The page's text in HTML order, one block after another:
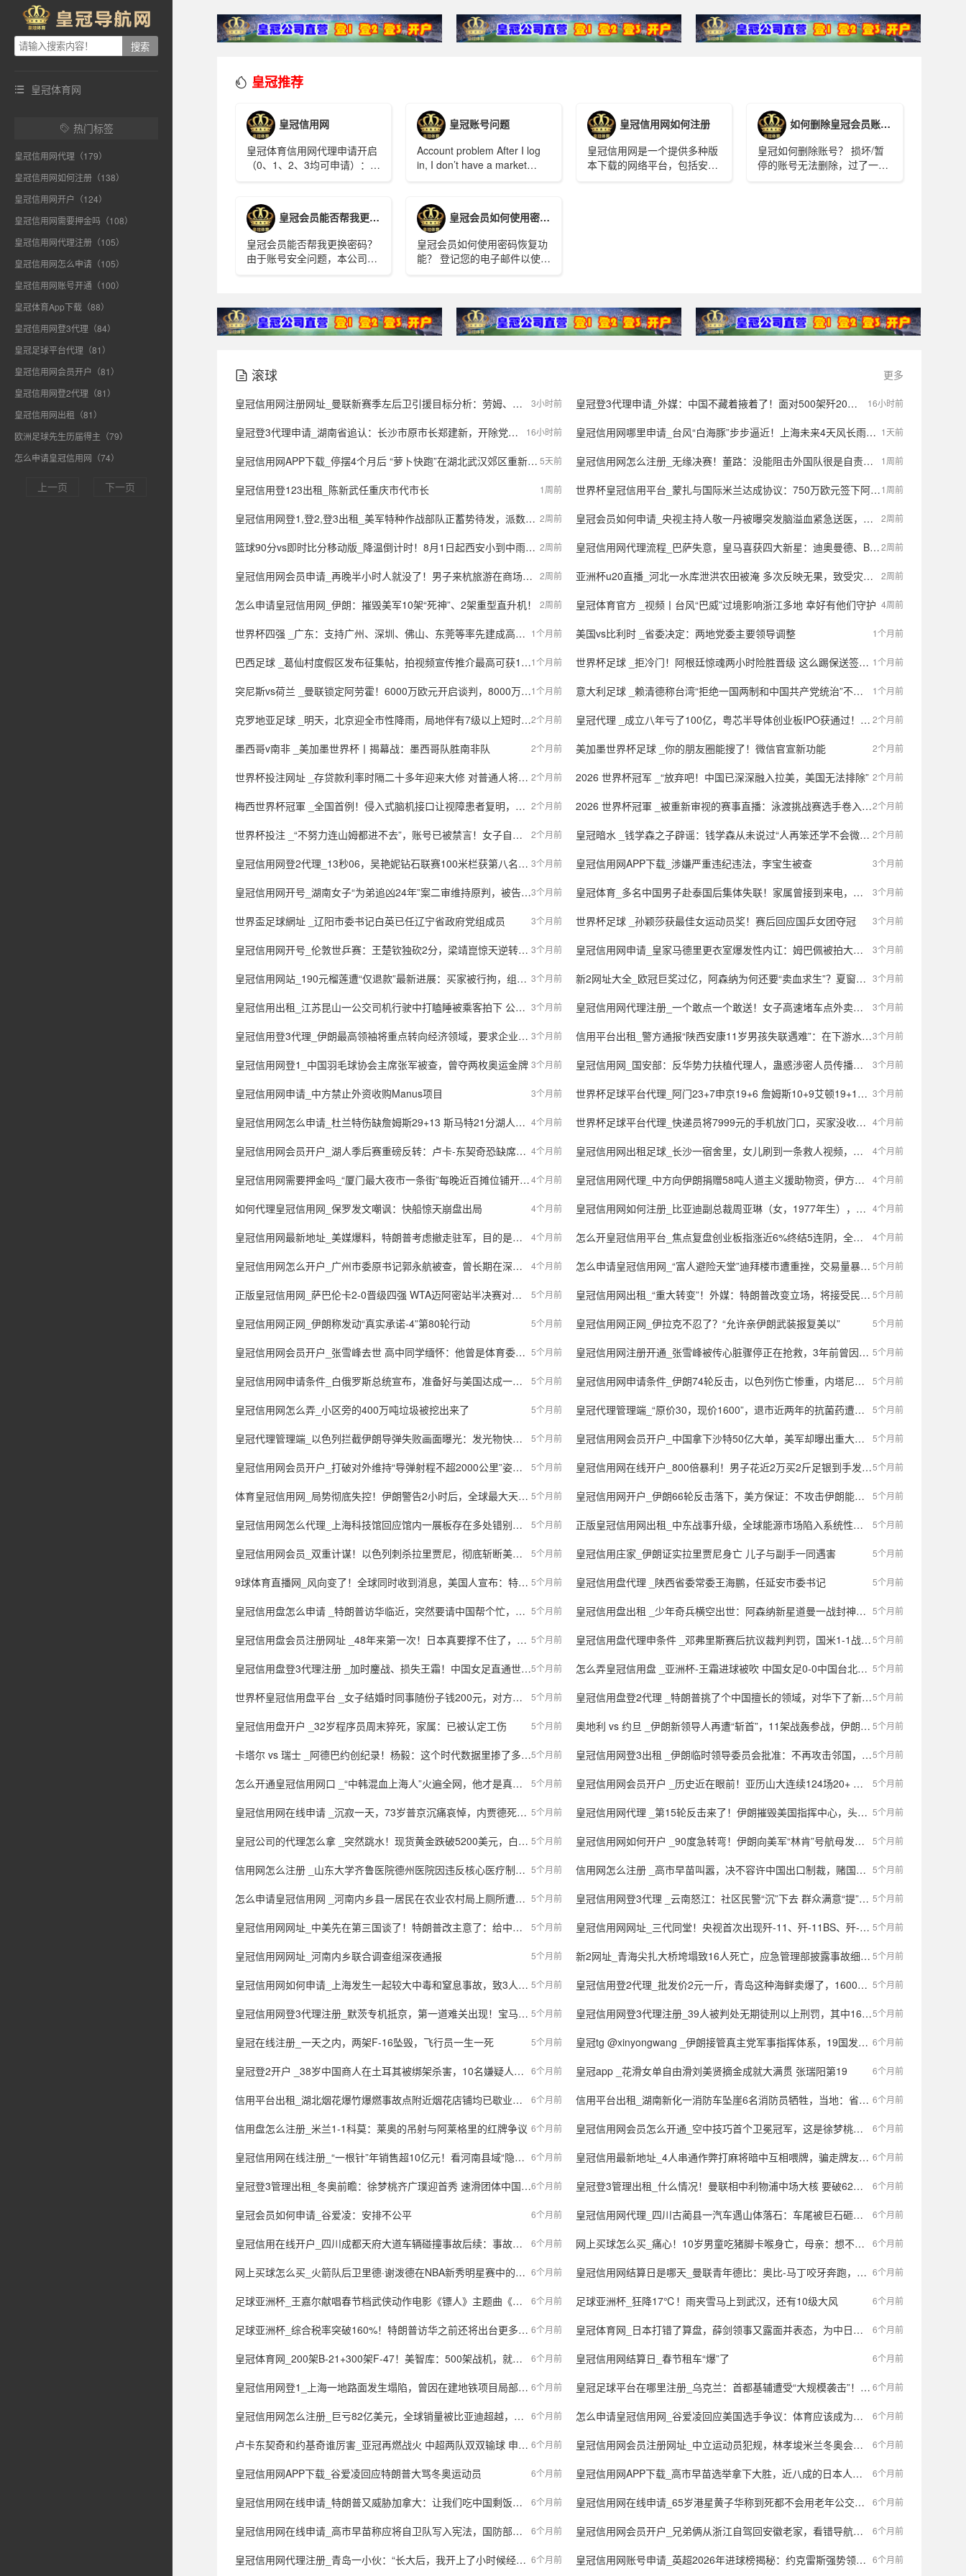
 皇冠体育网
 热门标签
皇冠信用网代理（179）
皇冠信用网如何注册（138）
皇冠信用网开户（124）
皇冠信用网需要押金吗（108）
皇冠信用网代理注册（105）
皇冠信用网怎么申请（105）
皇冠信用网账号开通（100）
皇冠体育App下载（88）
皇冠信用网登3代理（84）
皇冠足球平台代理（81）
皇冠信用网会员开户（81）
皇冠信用网登2代理（81）
皇冠信用网出租（81）
欧洲足球先生历届得主（79）
怎么申请皇冠信用网（74）
上一页 下一页
 皇冠推荐
皇冠信用网
皇冠体育信用网代理申请开启
（0、1、2、3均可申请）：
周有效下注金额1000万及以
上，150,000 USDT（约合人
民币100万元），可用金额：
500万，金额为可赔：500
万，可选A/B/C方案： A、高
系统返利外，暗水为1.85%。
皇冠账号问题
Account problem After I log
in, I don’t have a market
account history? Because
the account status has been
suspended, you can only
view the transaction status
and account history.
皇冠信用网如何注册
‌皇冠信用网是一个提供多种版
本下载的网络平台，包括安卓
如何删除皇冠会员账号？
皇冠如何删除账号？ 损坏/暂
停的账号无法删除，过了一段
皇冠会员能否帮我更换密码？
皇冠会员能否帮我更换密码？
由于账号安全问题，本公司并
皇冠会员如何使用密码恢复功能？
皇冠会员如何使用密码恢复功
能？ 登记您的电子邮件以使用
Crown members use the
password recovery function?
than Gmail
 滚球 更多
3小时前
皇冠信用网注册网址_曼联新赛季左后卫引援目标分析：劳姆、霍尔与胡安·米兰达的竞争之战 16小时前
皇冠登3代理申请_外媒：中国不藏着掖着了！面对500架歼20，望美飞行员各个是王牌
16小时前
皇冠登3代理申请_湖南省追认：长沙市原市长郑建新，开除党籍；曾因重大事故失职失责被免去市长职务；曾任湖南省财政厅厅长等 1天前
皇冠信用网哪里申请_台风“白海豚”步步逼近！上海未来4天风长雨强，或有龙卷风出现
5天前
皇冠信用网APP下载_停摆4个月后 “萝卜快跑”在湖北武汉郊区重新接单，多名本地用户发帖称重新叫到车 1周前
皇冠信用网怎么注册_无缘决赛！董路：没能阻击外国队很是自责，孩子们尽力了责任在我
1周前
皇冠信用登123出租_陈新武任重庆市代市长 1周前
世界杯皇冠信用平台_蒙扎与国际米兰达成协议：750万欧元签下阿金桑米罗，10%二转分成成亮点
2周前
皇冠信用网登1,登2,登3出租_美军特种作战部队正蓄势待发，派数千美军入境伊朗，强行夺取9吨铀浓缩？ 2周前
皇冠会员如何申请_央视主持人敬一丹被曝突发脑溢血紧急送医，最新公众号置顶评论回应：不信谣，不传谣
2周前
篮球90分vs即时比分移动版_降温倒计时！8月1日起西安小到中雨，陕西局地大到暴雨，气象预报→ 2周前
皇冠信用网代理流程_巴萨失意，皇马喜获四大新星：迪奥曼德、B席、库库雷利亚与邓弗里斯的转会内幕
2周前
皇冠信用网会员申请_再晚半小时人就没了！男子来杭旅游在商场肚子突然变大，饭店女员工三句话，抢回一条命 2周前
亚洲杯u20直播_河北一水库泄洪农田被淹 多次反映无果，致受灾群众陷“踢皮球”怪圈
2周前
怎么申请皇冠信用网_伊朗：摧毁美军10架“死神”、2架重型直升机！ 4周前
皇冠体育官方 _视频丨台风“巴威”过境影响浙江多地 幸好有他们守护
1个月前
世界杯四强 _广东：支持广州、深圳、佛山、东莞等率先建成高附加值智算中心 1个月前
美国vs比利时 _省委决定：两地党委主要领导调整
1个月前
巴西足球 _葛仙村度假区发布征集帖，拍视频宣传推介最高可获100万元奖金，没有名额限制；此前葛仙村因NPC“小黄鱼”的互动方式引争议 1个月前
世界杯足球 _拒冷门！阿根廷惊魂两小时险胜晋级 这么踢保送签也不稳
1个月前
突尼斯vs荷兰 _曼联锁定阿劳霍！6000万欧元开启谈判，8000万解约金引发争夺战 1个月前
意大利足球 _赖清德称台湾“拒绝一国两制和中国共产党统治”不应解读为挑衅，呼吁大陆放弃武力攻台，国防部：任何分裂祖国的势力和行径必将遭迎头痛击
2个月前
克罗地亚足球 _明天，北京迎全市性降雨，局地伴有7级以上短时大风和冰雹 2个月前
皇冠代理 _成立八年亏了100亿，粤芯半导体创业板IPO获通过！成创业板第二家未盈利过会企业
2个月前
墨西哥v南非 _美加墨世界杯丨揭幕战：墨西哥队胜南非队 2个月前
美加墨世界杯足球 _你的朋友圈能搜了！微信官宣新功能
2个月前
世界杯投注网址 _存贷款利率时隔二十多年迎来大修 对普通人将有哪些影响？ 2个月前
2026 世界杯冠军 _“放弃吧！中国已深深融入拉美，美国无法排除”
2个月前
梅西世界杯冠軍 _全国首例！侵入式脑机接口让视障患者复明，这项临床试验在湖南取得重大突破 2个月前
2026 世界杯冠軍 _被重新审视的赛事直播：泳渡挑战赛选手卷入“走光风波”之后
2个月前
世界杯投注 _“不努力连山姆都进不去”，账号已被禁言！女子自称全职宝妈，只是跟风玩梗 2个月前
皇冠暗水 _钱学森之子辟谣：钱学森从未说过“人再笨还学不会微积分吗”
3个月前
皇冠信用网登2代理_13秒06，吴艳妮钻石联赛100米栏获第八名，创个人赛季最佳，赛后向观众比心；美国名将拉塞尔12秒14，创造今年世界最好成绩 3个月前
皇冠信用网APP下载_涉嫌严重违纪违法，李宝生被查
3个月前
皇冠信用网开号_湖南女子“为弟追凶24年”案二审维持原判，被告人被判死缓 3个月前
皇冠体育_多名中国男子赴泰国后集体失联！家属曾接到来电，称“人很安全，已在当地找到工作，无需担心”，但全程声音哽咽、情绪压抑
3个月前
世界盃足球網址 _辽阳市委书记白英已任辽宁省政府党组成员 3个月前
世界杯足球 _孙颖莎获最佳女运动员奖！赛后回应国乒女团夺冠
3个月前
皇冠信用网开号_伦敦世乒赛：王楚钦独砍2分，梁靖崑惊天逆转，中国男乒将与日本队争夺冠军 3个月前
皇冠信用网申请_皇家马德里更衣室爆发性内讧：姆巴佩被拍大笑，楚阿梅尼在等处分，这场风暴或改写国家德比命运
3个月前
皇冠信用网站_190元榴莲遭“仅退款”最新进展：买家被行拘，组织开展调解工作，督促对商家损失赔偿 3个月前
新2网址大全_欧冠巨奖过亿，阿森纳为何还要“卖血求生”？夏窗引援策略大揭秘！
3个月前
皇冠信用出租_江苏昆山一公交司机行驶中打瞌睡被乘客拍下 公司回应已加强教育 3个月前
皇冠信用网代理注册_一个敢点一个敢送！女子高速堵车点外卖，老板穿着围裙开着车，穿过农田爬上护坡送达
3个月前
皇冠信用登3代理_伊朗最高领袖将重点转向经济领域，要求企业主尽可能避免裁员，鼓励民众优先消费国产商品 3个月前
信用平台出租_警方通报“陕西安康11岁男孩失联遇难”：在下游水域发现赵某某遗体，已排除刑事案件
3个月前
皇冠信用网登1_中国羽毛球协会主席张军被查，曾夺两枚奥运金牌 3个月前
皇冠信用网_国安部：反华势力扶植代理人，蛊惑涉密人员传播虚假信息
3个月前
皇冠信用网申请_中方禁止外资收购Manus项目 3个月前
世界杯足球平台代理_阿门23+7申京19+6 詹姆斯10+9艾顿19+10火箭胜湖人1-3
4个月前
皇冠信用网怎么申请_杜兰特伤缺詹姆斯29+13 斯马特21分湖人加时胜火箭夺赛点 4个月前
世界杯足球平台代理_快递员将7999元的手机放门口，买家没收到！20多天后，手机自己“报警”了
4个月前
皇冠信用网会员开户_湖人季后赛重磅反转：卢卡-东契奇恐缺席全程，奥斯汀-里夫斯复出在望！ 4个月前
皇冠信用网出租足球_长沙一宿舍里，女儿刷到一条救人视频，突然看到一张熟悉的面孔——自己的爸爸，“没有想到平时低调内敛的爸爸这么伟大”
4个月前
皇冠信用网需要押金吗_“厦门最大夜市一条街”每晚近百摊位铺开，喧闹过后摊主及时清理垃圾、清洁路面恢复宁静，厦门夜市如何“管”出活力？多方发声 4个月前
皇冠信用网代理_中方向伊朗捐赠58吨人道主义援助物资，伊方：诚挚感谢
4个月前
如何代理皇冠信用网_保罗发文嘲讽：快船惊天崩盘出局 4个月前
皇冠信用网如何注册_比亚迪副总裁周亚琳（女，1977年生），年薪1013.5万，打破“天花板”
4个月前
皇冠信用网最新地址_美媒爆料，特朗普考虑撤走驻军，目的是为了惩罚欧洲 4个月前
怎么开皇冠信用平台_焦点复盘创业板指涨近6%终结5连阴，全市场超300股涨逾9%，两市放量超8000亿
4个月前
皇冠信用网怎么开户_广州市委原书记郭永航被查，曾长期在深圳工作 5个月前
怎么申请皇冠信用网_“富人避险天堂”迪拜楼市遭重挫，交易量暴跌五成
5个月前
正版皇冠信用网_萨巴伦卡2-0晋级四强 WTA迈阿密站半决赛对阵出炉 5个月前
皇冠信用网出租_“重大转变”！外媒：特朗普改变立场，将接受民主党提议重启美国土安全部部分部门
5个月前
皇冠信用网正网_伊朗称发动“真实承诺-4”第80轮行动 5个月前
皇冠信用网正网_伊拉克不忍了？“允许亲伊朗武装报复美以”
5个月前
皇冠信用网会员开户_张雪峰去世 高中同学缅怀：他曾是体育委员 痛惜不已 5个月前
皇冠信用网注册开通_张雪峰被传心脏骤停正在抢救，3年前曾因胸闷心悸住院；其社交平台账号下午仍在更新，今日直播全部中断
5个月前
皇冠信用网申请条件_白俄罗斯总统宣布，准备好与美国达成一项“大协议”，美国无意干涉俄白关系！ 5个月前
皇冠信用网申请条件_伊朗74轮反击，以色列伤亡惨重，内塔尼亚胡垂头丧气：“这是很艰难的一晚”！
5个月前
皇冠信用网怎么弄_小区旁的400万吨垃圾被挖出来了 5个月前
皇冠代理管理端_“原价30，现价1600”，退市近两年的抗菌药遭疯抢，谁在炒作
5个月前
皇冠代理管理端_以色列拦截伊朗导弹失败画面曝光：发光物快速穿透云层，击中城区并发生剧烈爆炸，致47人受伤，附近有敏感核设施 5个月前
皇冠信用网会员开户_中国拿下沙特50亿大单，美军却曝出重大问题，2周损失11架无人机
5个月前
皇冠信用网会员开户_打破对外维持“导弹射程不超2000公里”姿态，伊朗攻击美军全球最稳固战略“安全屋” 5个月前
皇冠信用网在线开户_800倍暴利！男子花近2万买2斤足银到手发现全是银包锌，当事人：部分银条银含量甚至仅1%，希望商家“退一赔三”
5个月前
体育皇冠信用网_局势彻底失控！伊朗警告2小时后，全球最大天然气基地遭导弹猛轰！ 5个月前
皇冠信用网开户_伊朗66轮反击落下，美方保证：不攻击伊朗能源基础设施，未来或解除伊朗石油限制
5个月前
皇冠信用网怎么代理_上海科技馆回应馆内一展板存在多处错别字：新展板原本已在制作，将尽快更换 5个月前
正版皇冠信用网出租_中东战事升级，全球能源市场陷入系统性危机
5个月前
皇冠信用网会员_双重计谋！以色列刺杀拉里贾尼，彻底斩断美国退路 5个月前
皇冠信用庄家_伊朗证实拉里贾尼身亡 儿子与副手一同遇害
5个月前
9球体育直播网_风向变了！全球同时收到消息，美国人宣布：特朗普“帮了中国大忙” 5个月前
皇冠信用盘代理 _陕西省委常委王海鹏，任延安市委书记
5个月前
皇冠信用盘怎么申请 _特朗普访华临近，突然要请中国帮个忙，不答应的话或推迟访华 5个月前
皇冠信用盘出租 _少年奇兵横空出世：阿森纳新星道曼一战封神，阿尔特塔豪赌成就冠军拼图？
5个月前
皇冠信用盘会员注册网址 _48年来第一次！日本真要撑不住了，高市早苗正式宣布，释放国家石油储备！ 5个月前
皇冠信用盘代理申条件 _邓弗里斯赛后抗议裁判判罚，国米1-1战平亚特兰大引发争议
5个月前
皇冠信用盘登3代理注册 _加时鏖战、损失王霜！中国女足直通世界杯，将冲击亚洲杯决赛 5个月前
怎么弄皇冠信用盘 _亚洲杯-王霜进球被吹 中国女足0-0中国台北进加时赛
5个月前
世界杯皇冠信用盘平台 _女子结婚时同事随份子钱200元，对方离职4年半后，发信息要求返还礼金，当事人：对方措辞实在“奇葩” 5个月前
皇冠信用盘登2代理 _特朗普挑了个中国擅长的领域，对华下了新的“战书”？美方启动贸易调查，背景颇微妙
5个月前
皇冠信用盘开户 _32岁程序员周末猝死，家属：已被认定工伤 5个月前
奥地利 vs 约旦 _伊朗新领导人再遭“斩首”，11架战轰参战，伊朗以牙还牙，要对美方进行最后清算？
5个月前
卡塔尔 vs 瑞士 _阿德巴约创纪录！杨毅：这个时代数据里掺了多少水？ 5个月前
皇冠信用网登3出租 _伊朗临时领导委员会批准：不再攻击邻国，也不发射导弹，除非这些国家首先对伊朗发动攻击
5个月前
怎么开通皇冠信用网口 _“中韩混血上海人”火遍全网，他才是真正的“多邻国” 5个月前
皇冠信用网会员开户 _历史近在眼前！亚历山大连续124场20+ 距登顶只差3场
5个月前
皇冠信用网在线申请 _沉寂一天，73岁普京沉痛哀悼，内贾德死里逃生？伊军发起第九波复仇 5个月前
皇冠信用网代理 _第15轮反击来了！伊朗摧毁美国指挥中心，头号强援也就位，特朗普无奈改口了
5个月前
皇冠公司的代理怎么拿 _突然跳水！现货黄金跌破5200美元，白银一度跌超12%，发生了什么？ 5个月前
皇冠信用网如何开户 _90度急转弯！伊朗向美军“林肯”号航母发射4枚导弹，战果如何？
5个月前
信用网怎么注册 _山东大学齐鲁医院德州医院因违反核心医疗制度、病历书写规范被罚 5个月前
信用网怎么注册 _高市早苗叫嚣，决不容许中国出口制裁，赌国运还是被逼下台二选一
5个月前
怎么申请皇冠信用网 _河南内乡县一居民在农业农村局上厕所遭工作人员“辱骂”，官方通报 5个月前
皇冠信用网登3代理 _云南怒江：社区民警“沉”下去 群众满意“提”上来
5个月前
皇冠信用网网址_中美先在第三国谈了！特朗普改主意了：给中国“特殊待遇” 5个月前
皇冠信用网网址_三代同堂！央视首次出现歼-11、歼-11BS、歼-11BG同框画面
5个月前
皇冠信用网网址_河南内乡联合调查组深夜通报 5个月前
新2网址_青海尖扎大桥垮塌致16人死亡，应急管理部披露事故细节：物资采购存在严重漏洞，几颗不合格的螺丝导致事故发生
5个月前
皇冠信用网如何申请_上海发生一起较大中毒和窒息事故，致3人死亡，官方通报：未办理审批手续，违规安排人员进入有限空间，发生缺氧窒息事故 5个月前
皇冠信用登2代理_批发价2元一斤，青岛这种海鲜卖爆了，1600万斤已上岸……
5个月前
皇冠信用网登3代理注册_默茨专机抵京，第一道难关出现！宝马CEO通知政府，中方有言在先 5个月前
皇冠信用网登3代理注册_39人被判处无期徒刑以上刑罚，其中16人被判处死刑立即执行！缅北明家、白家两大跨境武装犯罪集团被彻底摧毁
5个月前
皇冠在线注册_一天之内，两架F-16坠毁，飞行员一生一死 6个月前
皇冠tg @xinyongwang _伊朗接管真主党军事指挥体系，19国发联合声明抗议以色列
6个月前
皇冠登2开户 _38岁中国商人在土耳其被绑架杀害，10名嫌疑人落网，警方披露细节 6个月前
皇冠app _花滑女单自由滑刘美贤摘金成就大满贯 张瑞阳第19
6个月前
信用平台出租_湖北烟花爆竹爆燃事故点附近烟花店铺均已歇业，目击村民：火苗从一楼冲出一人多高，隔壁也被浓烟充斥 6个月前
信用平台出租_湖南新化一消防车坠崖6名消防员牺牲，当地：省市县三级正在处理
6个月前
信用盘怎么注册_米兰1-1科莫：莱奥的吊射与阿莱格里的红牌争议 6个月前
皇冠信用网会员怎么开通_空中技巧首个卫冕冠军，这是徐梦桃对过往四年最华丽的回应
6个月前
皇冠信用网在线注册_“一根针”年销售超10亿元！看河南县域“隐形冠军”如何成为全球标杆 | 新春走基层 6个月前
皇冠信用最新地址_4人串通作弊打麻将暗中互相喂牌，骗走牌友7万元，法院判了
6个月前
皇冠登3管理出租_冬奥前瞻：徐梦桃齐广璞迎首秀 速滑团体中国男队冲奖牌 6个月前
皇冠登3管理出租_什么情况！曼联相中利物浦中场大核 要破62年的禁忌？
6个月前
皇冠会员如何申请_谷爱凌：安排不公平 6个月前
皇冠信用网代理_四川古蔺县一汽车遇山体落石：车尾被巨石砸扁，一人从车内跑出飞奔逃生
6个月前
皇冠信用在线开户_四川成都天府大道车辆碰撞事故后续：事故责任认定已完成，驾驶人邓某某负全责；此前已在事故中当场身亡，撞击瞬间车速高达160公里/小时 6个月前
网上买球怎么买_痛心！10岁男童吃猪脚卡喉身亡，母亲：想不明白为什么一口肉就要了他的命
6个月前
网上买球怎么买_火箭队后卫里德·谢泼德在NBA新秀明星赛中的惊艳表现 6个月前
皇冠信用网结算日是哪天_曼联青年德比：奥比-马丁咬牙奔跑，戴维森弗莱彻·杰克得到了他想要的答案
6个月前
足球亚洲杯_王嘉尔献唱春节档武侠动作电影《镖人》主题曲《天下过客》 吴京谢霆锋于适陈丽君诠释江湖快意 6个月前
足球亚洲杯_狂降17℃！雨夹雪马上到武汉，还有10级大风
6个月前
足球亚洲杯_综合税率突破160%！特朗普访华之前还将出台更多的反华举措 6个月前
皇冠体育网_日本打错了算盘，薛剑领事又露面并表态，为中日关系“一剑封喉”
6个月前
皇冠体育网_200架B-21+300架F-47！美智库：500架战机，就能打到中国内陆 6个月前
皇冠信用网结算日_春节租车“爆”了
6个月前
皇冠信用网登1_上海一地路面发生塌陷，曾因在建地铁项目局部渗漏紧急抢险 6个月前
皇冠足球平台在哪里注册_乌克兰：首都基辅遭受“大规模袭击”！乌军：打击俄炼油厂
6个月前
皇冠信用网怎么注册_巨亏82亿美元，全球销量被比亚迪超越，福特2025年到底经历了什么？ 6个月前
怎么申请皇冠信用网_谷爱凌回应美国选手争议：体育应该成为团结的通用语言
6个月前
卢卡东契奇和约基奇谁厉害_亚冠再燃战火 中超两队双双输球 申花提前出局 6个月前
皇冠信用网会员注册网址_中立运动员犯规，林孝埈米兰冬奥会被故意推了两次，最终戴着熊猫图案头盔晋级；另外两名选手刘少昂、孙龙也顺利晋级
6个月前
皇冠信用网APP下载_谷爱凌回应特朗普大骂冬奥运动员 6个月前
皇冠信用网APP下载_高市早苗选举拿下大胜，近八成的日本人表示，已经没必要再改善中日关系了？
6个月前
皇冠信用网在线申请_特朗普又威胁加拿大：让我们吃中国剩饭，没门 6个月前
皇冠信用网在线申请_65岁港星黄子华称到死都不会用老年公交卡，称害怕遇到吴镇宇事件
6个月前
皇冠信用网在线申请_高市早苗称应将自卫队写入宪法，国防部三个排比句回应：这是掏空“和平宪法”根基、谋求军事松绑、妄图重走军国主义邪路 6个月前
皇冠信用网会员开户_兄弟俩从浙江自驾回安徽老家，看错导航到了江苏同名乡镇，两地相距300多公里
6个月前
皇冠信用网代理注册_青岛一小伙：“长大后，我开上了小时候经常坐的公交车”……从幼儿老师到公交司机，他用坚守温暖春运归途 6个月前
皇冠信用网账号申请_英超2026年进球榜揭秘：约克雷斯强势领跑，阿森纳新星崛起背后的故事